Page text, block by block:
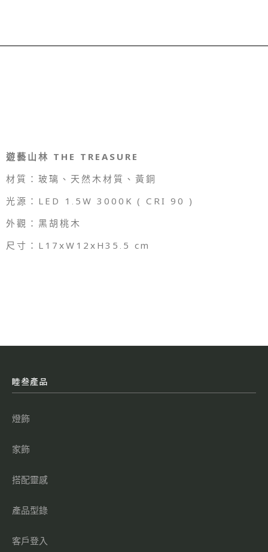
遊藝山林 THE TREASURE
材質： 玻璃、天然 木材質、黃銅
光源：LED 1.5W 3000K ( CRI 90 )
外觀： 黑胡桃木
尺寸：L17xW12xH35.5 cm
睦叁產品
燈飾
家飾
搭配靈感
產品型錄
客戶登入